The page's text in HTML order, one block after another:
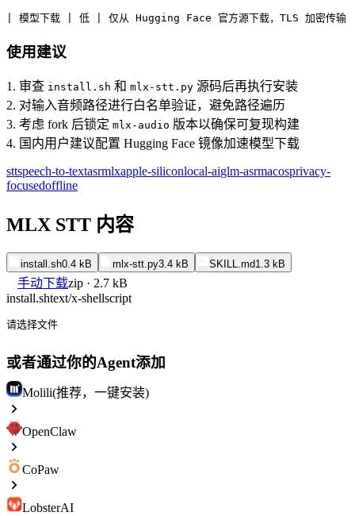
| 模型下载 | 低 | 仅从 Hugging Face 官方源下载，TLS 加密传输
使用建议
1. 审查 install.sh 和 mlx-stt.py 源码后再执行安装
2. 对输入音频路径进行白名单验证，避免路径遍历
3. 考虑 fork 后锁定 mlx-audio 版本以确保可复现构建
4. 国内用户建议配置 Hugging Face 镜像加速模型下载
sttspeech-to-textasrmlxapple-siliconlocal-aiglm-asrmacosprivacy-
focusedoffline
MLX STT 内容
install.sh0.4 kB mlx-stt.py3.4 kB SKILL.md1.3 kB
手动下载zip · 2.7 kB
install.shtext/x-shellscript
请选择文件
或者通过你的Agent添加
Molili(推荐，一键安装)
OpenClaw
CoPaw
LobsterAI